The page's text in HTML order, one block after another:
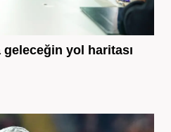
geleceğin yol haritası